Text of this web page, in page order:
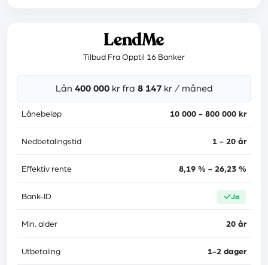
Rente 6,90 % - 23,40 %
Etableringsgebyr 1 990 kr
Medlåntaker
Lånebeskyttelse nei
Tilbud Fra Opptil 16 Banker
Lån 400 000 kr fra 8 147 kr / måned
Lånebeløp 10 000 - 800 000 kr
Nedbetalingstid 1 - 20 år
Effektiv rente 8,19 % - 26,23 %
Bank-ID ja
Min. alder 20 år
Utbetaling 1-2 dager